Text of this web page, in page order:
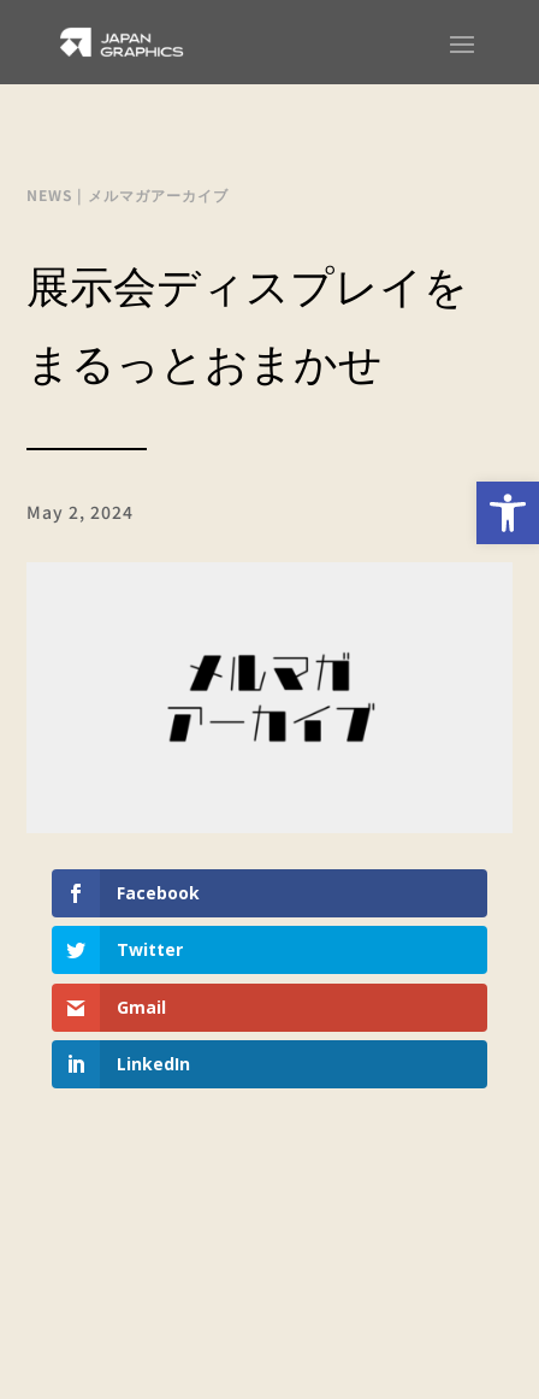
NEWS | メルマガアーカイブ
展示会ディスプレイを
まるっとおまかせ
May 2, 2024
Facebook
Twitter
Gmail
LinkedIn